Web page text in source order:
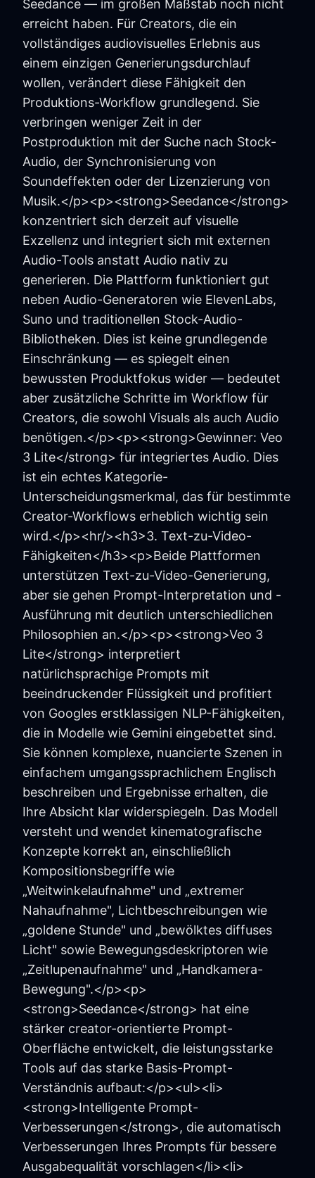
Seedance — im großen Maßstab noch nicht
erreicht haben. Für Creators, die ein
vollständiges audiovisuelles Erlebnis aus
einem einzigen Generierungsdurchlauf
wollen, verändert diese Fähigkeit den
Produktions-Workflow grundlegend. Sie
verbringen weniger Zeit in der
Postproduktion mit der Suche nach Stock-
Audio, der Synchronisierung von
Soundeffekten oder der Lizenzierung von
Musik.</p><p><strong>Seedance</strong>
konzentriert sich derzeit auf visuelle
Exzellenz und integriert sich mit externen
Audio-Tools anstatt Audio nativ zu
generieren. Die Plattform funktioniert gut
neben Audio-Generatoren wie ElevenLabs,
Suno und traditionellen Stock-Audio-
Bibliotheken. Dies ist keine grundlegende
Einschränkung — es spiegelt einen
bewussten Produktfokus wider — bedeutet
aber zusätzliche Schritte im Workflow für
Creators, die sowohl Visuals als auch Audio
benötigen.</p><p><strong>Gewinner: Veo
3 Lite</strong> für integriertes Audio. Dies
ist ein echtes Kategorie-
Unterscheidungsmerkmal, das für bestimmte
Creator-Workflows erheblich wichtig sein
wird.</p><hr/><h3>3. Text-zu-Video-
Fähigkeiten</h3><p>Beide Plattformen
unterstützen Text-zu-Video-Generierung,
aber sie gehen Prompt-Interpretation und -
Ausführung mit deutlich unterschiedlichen
Philosophien an.</p><p><strong>Veo 3
Lite</strong> interpretiert
natürlichsprachige Prompts mit
beeindruckender Flüssigkeit und profitiert
von Googles erstklassigen NLP-Fähigkeiten,
die in Modelle wie Gemini eingebettet sind.
Sie können komplexe, nuancierte Szenen in
einfachem umgangssprachlichem Englisch
beschreiben und Ergebnisse erhalten, die
Ihre Absicht klar widerspiegeln. Das Modell
versteht und wendet kinematografische
Konzepte korrekt an, einschließlich
Kompositionsbegriffe wie
„Weitwinkelaufnahme" und „extremer
Nahaufnahme", Lichtbeschreibungen wie
„goldene Stunde" und „bewölktes diffuses
Licht" sowie Bewegungsdeskriptoren wie
„Zeitlupenaufnahme" und „Handkamera-
Bewegung".</p><p>
<strong>Seedance</strong> hat eine
stärker creator-orientierte Prompt-
Oberfläche entwickelt, die leistungsstarke
Tools auf das starke Basis-Prompt-
Verständnis aufbaut:</p><ul><li>
<strong>Intelligente Prompt-
Verbesserungen</strong>, die automatisch
Verbesserungen Ihres Prompts für bessere
Ausgabequalität vorschlagen</li><li>